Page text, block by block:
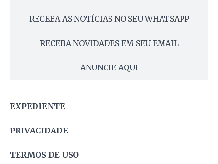
RECEBA AS NOTÍCIAS NO SEU WHATSAPP
RECEBA NOVIDADES EM SEU EMAIL
ANUNCIE AQUI
EXPEDIENTE
PRIVACIDADE
TERMOS DE USO